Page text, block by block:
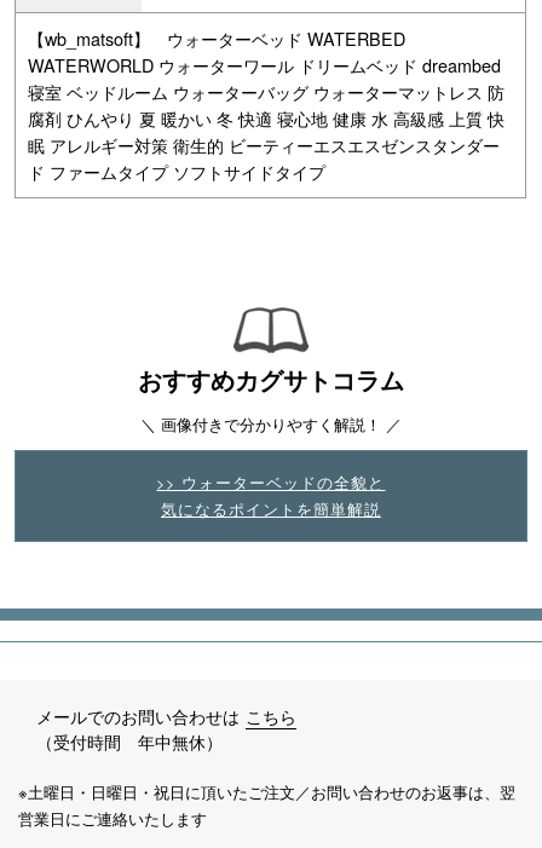
【wb_matsoft】 ウォーターベッド WATERBED
WATERWORLD ウォーターワール ドリームベッド dreambed
寝室 ベッドルーム ウォーターバッグ ウォーターマットレス 防
腐剤 ひんやり 夏 暖かい 冬 快適 寝心地 健康 水 高級感 上質 快
眠 アレルギー対策 衛生的 ビーティーエスエスゼンスタンダー
ド ファームタイプ ソフトサイドタイプ
おすすめカグサトコラム
＼ 画像付きで分かりやすく解説！ ／
>> ウォーターベッドの全貌と
気になるポイントを簡単解説
メールでのお問い合わせは こちら
（受付時間 年中無休）
※土曜日・日曜日・祝日に頂いたご注文／お問い合わせのお返事は、翌
営業日にご連絡いたします